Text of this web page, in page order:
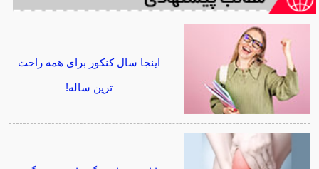
اینجا سال کنکور برای همه راحت
ترین ساله!